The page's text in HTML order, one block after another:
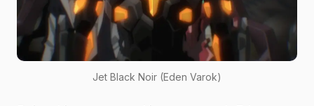
Jet Black Noir (Eden Varok)